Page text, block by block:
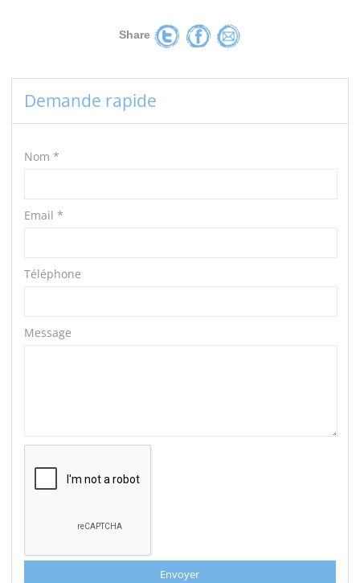
Share
Demande rapide
Nom *
Email *
Téléphone
Message
Envoyer